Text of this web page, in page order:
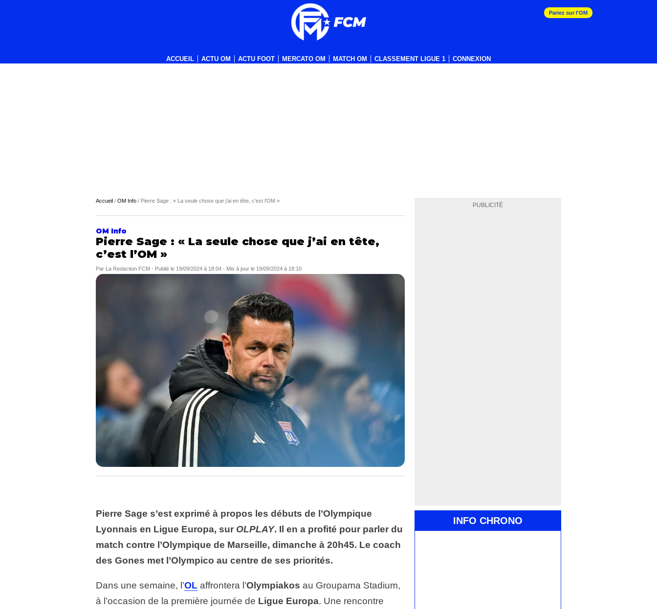
ACCUEIL ACTU OM ACTU FOOT MERCATO OM MATCH OM CLASSEMENT LIGUE 1 CONNEXION
Pariez sur l'OM
PUBLICITÉ
INFO CHRONO
Accueil / OM Info / Pierre Sage : « La seule chose que j’ai en tête, c’est l’OM »
OM Info
Pierre Sage : « La seule chose que j’ai en tête,
c’est l’OM »
Par La Redaction FCM - Publié le 19/09/2024 à 18:04 - Mis à jour le 19/09/2024 à 18:10
Pierre Sage s’est exprimé à propos les débuts de l’Olympique
Lyonnais en Ligue Europa, sur OLPLAY. Il en a profité pour parler du
match contre l’Olympique de Marseille, dimanche à 20h45. Le coach
des Gones met l’Olympico au centre de ses priorités.
Dans une semaine, l’OL affrontera l’Olympiakos au Groupama Stadium,
à l’occasion de la première journée de Ligue Europa. Une rencontre